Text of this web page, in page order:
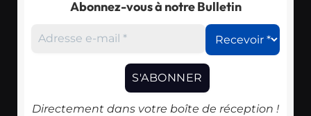
Abonnez-vous à notre Bulletin
Directement dans votre boîte de réception !